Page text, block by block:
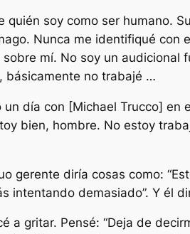
quién soy como ser humano.
Nunca me identifiqué con
mí. No soy un
básicamente no trabajé …
día con [Michael Trucco] en
bien, hombre. No estoy
gerente diría cosas como:
intentando demasiado”. Y él
a gritar. Pensé: “Deja de